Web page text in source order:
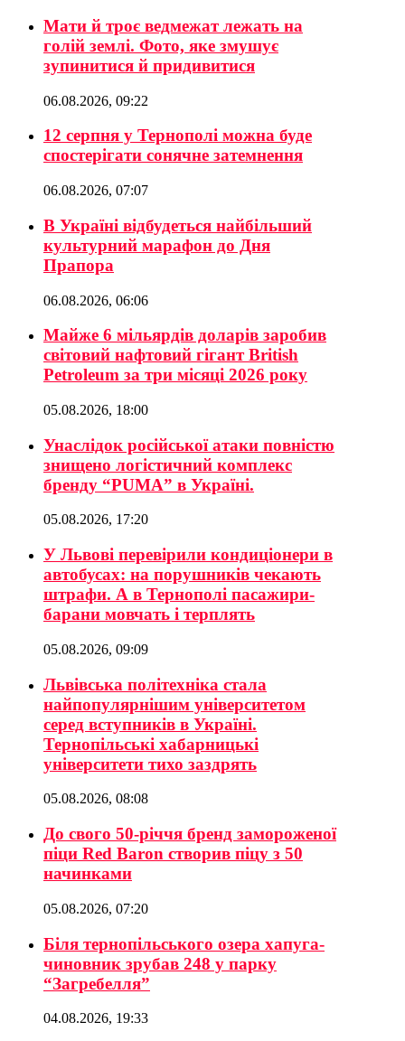
Мати й троє ведмежат лежать на
голій землі. Фото, яке змушує
зупинитися й придивитися
06.08.2026, 09:22
12 серпня у Тернополі можна буде
спостерігати сонячне затемнення
06.08.2026, 07:07
В Україні відбудеться найбільший
культурний марафон до Дня
Прапора
06.08.2026, 06:06
Майже 6 мільярдів доларів заробив
світовий нафтовий гігант British
Petroleum за три місяці 2026 року
05.08.2026, 18:00
Унаслідок російської атаки повністю
знищено логістичний комплекс
бренду “PUMA” в Україні.
05.08.2026, 17:20
У Львові перевірили кондиціонери в
автобусах: на порушників чекають
штрафи. А в Тернополі пасажири-
барани мовчать і терплять
05.08.2026, 09:09
Львівська політехніка стала
найпопулярнішим університетом
серед вступників в Україні.
Тернопільські хабарницькі
університети тихо заздрять
05.08.2026, 08:08
До свого 50-річчя бренд замороженої
піци Red Baron створив піцу з 50
начинками
05.08.2026, 07:20
Біля тернопільського озера хапуга-
чиновник зрубав 248 у парку
“Загребелля”
04.08.2026, 19:33